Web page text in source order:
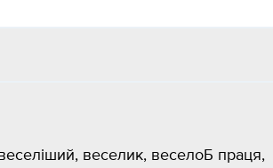
веселик, веселоБ праця,